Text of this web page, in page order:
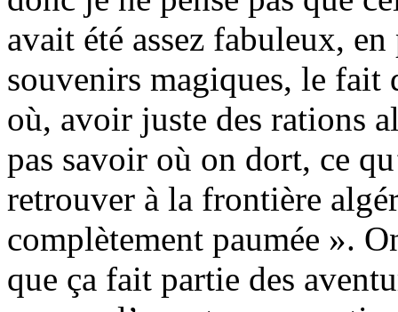
avait été assez fabuleux,
souvenirs magiques, le fait
où, avoir juste des rations
pas savoir où on dort, ce
retrouver à la frontière
complètement paumée ».
que ça fait partie des